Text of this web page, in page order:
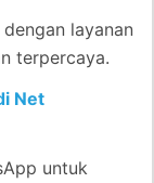
layanan
terpercaya.
Net
untuk